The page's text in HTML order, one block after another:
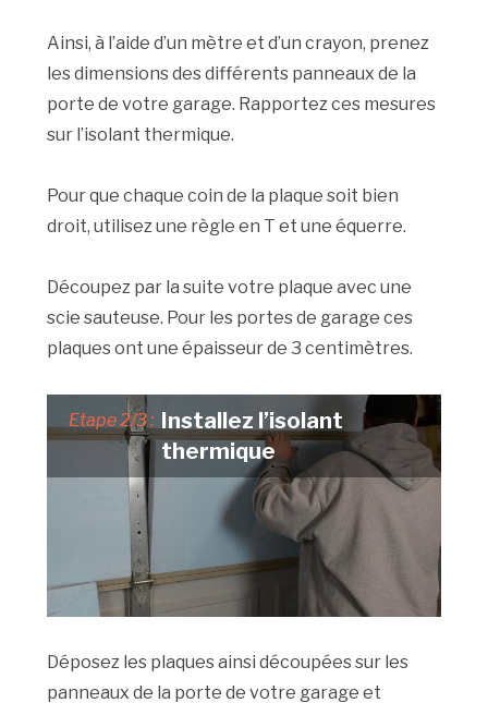
Ainsi, à l’aide d’un mètre et d’un crayon, prenez
les dimensions des différents panneaux de la
porte de votre garage. Rapportez ces mesures
sur l’isolant thermique.
Pour que chaque coin de la plaque soit bien
droit, utilisez une règle en T et une équerre.
Découpez par la suite votre plaque avec une
scie sauteuse. Pour les portes de garage ces
plaques ont une épaisseur de 3 centimètres.
Etape 2/3 : Installez l’isolant
thermique
Déposez les plaques ainsi découpées sur les
panneaux de la porte de votre garage et